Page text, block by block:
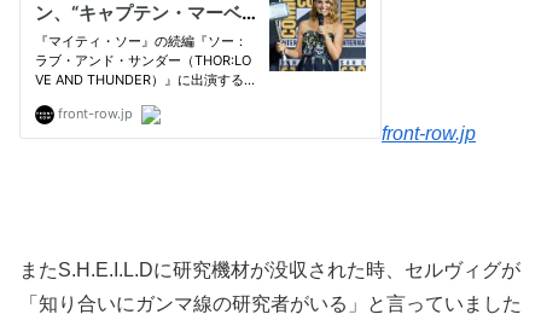
front-row.jp
またS.H.E.I.L.Dに研究機材が没収された時、セルヴィグが
「知り合いにガンマ線の研究者がいる」と言っていました